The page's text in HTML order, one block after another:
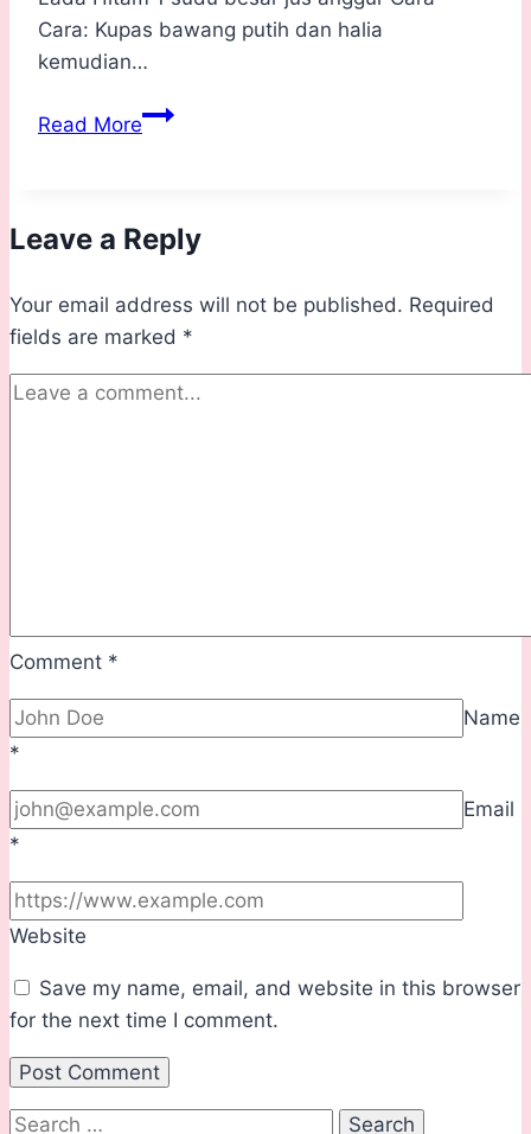
Cara: Kupas bawang putih dan halia
kemudian…
Read MoreResepi
dan
Leave a Reply
Your email address will not be published. Required
fields are marked *
Comment *
Name
*
Email
*
Website
Save my name, email, and website in this browser
for the next time I comment.
Search